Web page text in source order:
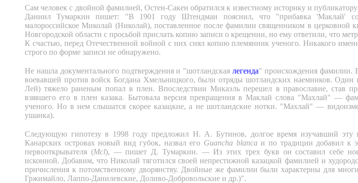
Сам человек с двойной фамилией, Остен-Сакен обратился к известному историку и
Даниил Тумаркин пишет: "В 1901 году Штендман пояснил, что "прибавка 'Маклай'
малороссийское Миколай (Николай), поставленное после фамилии священником в церковной
Новгородской области с просьбой прислать копию записи о крещении, но ему ответили, что
К счастью, перед Отечественной войной с них снял копию племянник ученого. Никакого
строго по форме записи не обнаружено.
Не нашла документального подтверждения и "шотландскаялегенда" происхождения фамилии.
воевавшей против войск Богдана Хмельницкого, были отряды шотландских наемников.
Лей) тяжело раненым попал в плен. Впоследствии Микаэль перешел в православие, став
взявшего его в плен казака. Бытовала версия превращения в Маклай слова "Махлай" —
ученого. Но в нем слышатся скорее казацкие, а не шотландские нотки. "Махлай" —
ушанка).
Следующую гипотезу в 1998 году предложил Н. А. Бутинов, долгое время изучавший эту
Канарских островах новый вид губок, назвал его Guancha blancaи по традиции добавил к
первооткрывателя (Mcl), — пишет Д. Тумаркин. — Из этих трех букв он составил себе
исконной. Добавим, что Николай тяготился своей непрестижной казацкой фамилией и
причисления к потомственному дворянству. Двойные же фамилии были характерны для
Гржимайло, Лаппо-Данилевские, Доливо-Добровольские и др.)".